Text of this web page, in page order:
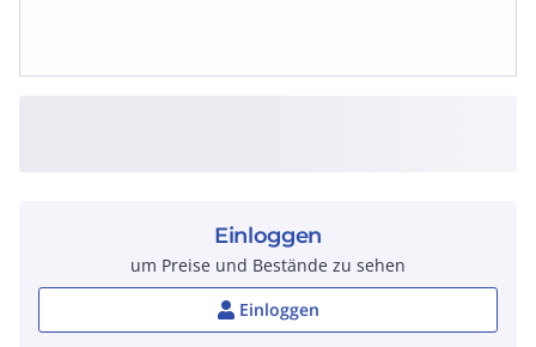
Einloggen
um Preise und Bestände zu sehen
Einloggen